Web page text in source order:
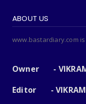
ABOUT US
www.bastardiary.com
Owner - VIKRAM
Editor - VIKRAM